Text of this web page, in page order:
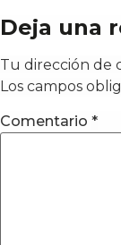
Deja una
Tu dirección de
Los campos
Comentario *